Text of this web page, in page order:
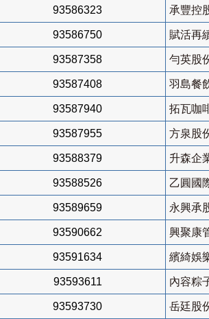
93586323 承豐控
93586750 賦活再
93587358 勻英股
93587408 羽島餐
93587940 拓瓦咖
93587955 方泉股
93588379 升森企
93588526 乙圓國
93589659 永興承
93590662 興聚康
93591634 繽綺娛
93593611 內容粽
93593730 岳廷股